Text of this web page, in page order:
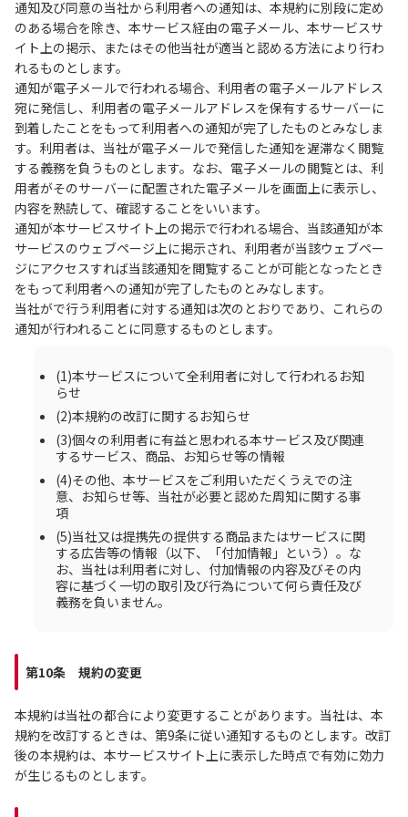
通知及び同意の当社から利用者への通知は、本規約に別段に定め
のある場合を除き、本サービス経由の電子メール、本サービスサ
イト上の掲示、またはその他当社が適当と認める方法により行わ
れるものとします。
通知が電子メールで行われる場合、利用者の電子メールアドレス
宛に発信し、利用者の電子メールアドレスを保有するサーバーに
到着したことをもって利用者への通知が完了したものとみなしま
す。利用者は、当社が電子メールで発信した通知を遅滞なく閲覧
する義務を負うものとします。なお、電子メールの閲覧とは、利
用者がそのサーバーに配置された電子メールを画面上に表示し、
内容を熟読して、確認することをいいます。
通知が本サービスサイト上の掲示で行われる場合、当該通知が本
サービスのウェブページ上に掲示され、利用者が当該ウェブペー
ジにアクセスすれば当該通知を閲覧することが可能となったとき
をもって利用者への通知が完了したものとみなします。
当社がで行う利用者に対する通知は次のとおりであり、これらの
通知が行われることに同意するものとします。
(1)本サービスについて全利用者に対して行われるお知
らせ
(2)本規約の改訂に関するお知らせ
(3)個々の利用者に有益と思われる本サービス及び関連
するサービス、商品、お知らせ等の情報
(4)その他、本サービスをご利用いただくうえでの注
意、お知らせ等、当社が必要と認めた周知に関する事
項
(5)当社又は提携先の提供する商品またはサービスに関
する広告等の情報（以下、「付加情報」という）。な
お、当社は利用者に対し、付加情報の内容及びその内
容に基づく一切の取引及び行為について何ら責任及び
義務を負いません。
第10条 規約の変更
本規約は当社の都合により変更することがあります。当社は、本
規約を改訂するときは、第9条に従い通知するものとします。改訂
後の本規約は、本サービスサイト上に表示した時点で有効に効力
が生じるものとします。